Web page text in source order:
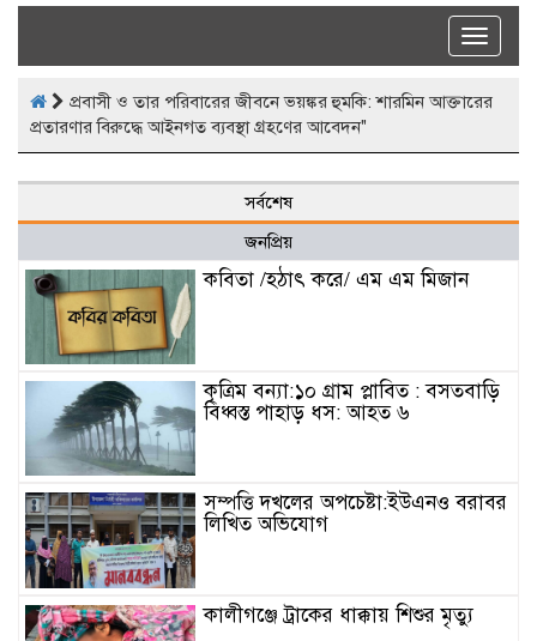
Toggle
প্রবাসী ও তার পরিবারের জীবনে ভয়ঙ্কর হুমকি: শারমিন আক্তারের
প্রতারণার বিরুদ্ধে আইনগত ব্যবস্থা গ্রহণের আবেদন"
সর্বশেষ
জনপ্রিয়
কবিতা /হঠাৎ করে/ এম এম মিজান
কৃত্রিম বন্যা:১০ গ্রাম প্লাবিত : বসতবাড়ি
বিধ্বস্ত পাহাড় ধস: আহত ৬
সম্পত্তি দখলের অপচেষ্টা:ইউএনও বরাবর
লিখিত অভিযোগ
কালীগঞ্জে ট্রাকের ধাক্কায় শিশুর মৃত্যু